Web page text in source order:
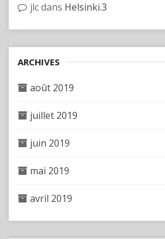
jlcdans Helsinki.3
ARCHIVES
août 2019
juillet 2019
juin 2019
mai 2019
avril 2019